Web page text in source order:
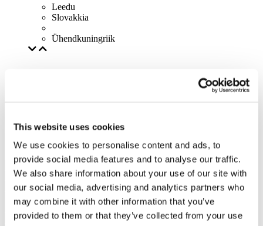
This website uses cookies
We use cookies to personalise content and ads, to
provide social media features and to analyse our traffic.
We also share information about your use of our site with
our social media, advertising and analytics partners who
may combine it with other information that you’ve
provided to them or that they’ve collected from your use
Leedu
Slovakkia
Ühendkuningriik